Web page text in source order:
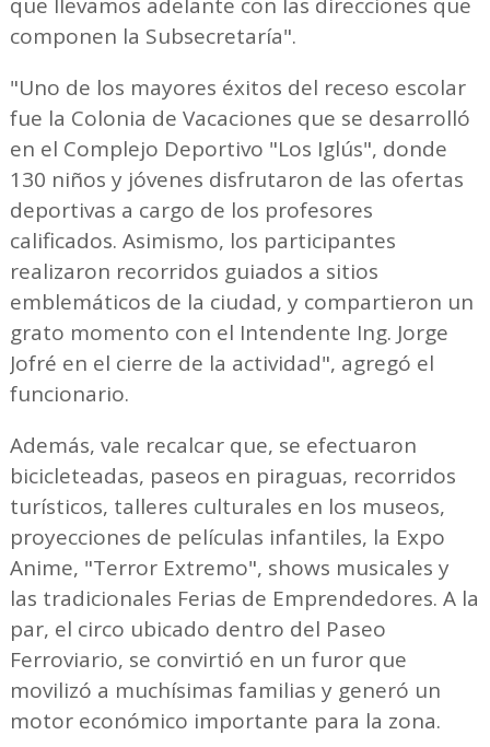
componen la Subsecretaría".
"Uno de los mayores éxitos del receso escolar
fue la Colonia de Vacaciones que se desarrolló
en el Complejo Deportivo "Los Iglús", donde
130 niños y jóvenes disfrutaron de las ofertas
deportivas a cargo de los profesores
calificados. Asimismo, los participantes
realizaron recorridos guiados a sitios
emblemáticos de la ciudad, y compartieron un
grato momento con el Intendente Ing. Jorge
Jofré en el cierre de la actividad", agregó el
funcionario.
Además, vale recalcar que, se efectuaron
bicicleteadas, paseos en piraguas, recorridos
turísticos, talleres culturales en los museos,
proyecciones de películas infantiles, la Expo
Anime, "Terror Extremo", shows musicales y
las tradicionales Ferias de Emprendedores. A la
par, el circo ubicado dentro del Paseo
Ferroviario, se convirtió en un furor que
movilizó a muchísimas familias y generó un
motor económico importante para la zona.